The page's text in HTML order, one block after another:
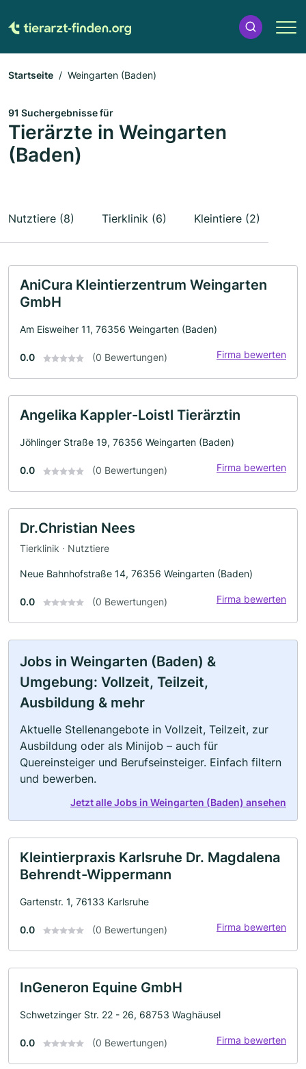
Startseite Weingarten (Baden)
91 Suchergebnisse für
Tierärzte in Weingarten
(Baden)
Nutztiere (8) Tierklinik (6) Kleintiere (2)
AniCura Kleintierzentrum Weingarten
GmbH
Am Eisweiher 11, 76356 Weingarten (Baden)
0.0 (0 Bewertungen) Firma bewerten
Angelika Kappler-Loistl Tierärztin
Jöhlinger Straße 19, 76356 Weingarten (Baden)
0.0 (0 Bewertungen) Firma bewerten
Dr.Christian Nees
Tierklinik · Nutztiere
Neue Bahnhofstraße 14, 76356 Weingarten (Baden)
0.0 (0 Bewertungen) Firma bewerten
Jobs in Weingarten (Baden) &
Umgebung: Vollzeit, Teilzeit,
Ausbildung & mehr
Aktuelle Stellenangebote in Vollzeit, Teilzeit, zur
Ausbildung oder als Minijob – auch für
Quereinsteiger und Berufseinsteiger. Einfach filtern
und bewerben.
Jetzt alle Jobs in Weingarten (Baden) ansehen
Kleintierpraxis Karlsruhe Dr. Magdalena
Behrendt-Wippermann
Gartenstr. 1, 76133 Karlsruhe
0.0 (0 Bewertungen) Firma bewerten
InGeneron Equine GmbH
Schwetzinger Str. 22 - 26, 68753 Waghäusel
0.0 (0 Bewertungen) Firma bewerten